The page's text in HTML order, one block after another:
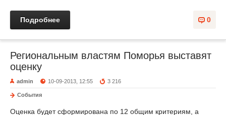
0
Подробнее
Региональным властям Поморья выставят
оценку
admin 10-09-2013, 12:55 3 216
События
Оценка будет сформирована по 12 общим критериям, а